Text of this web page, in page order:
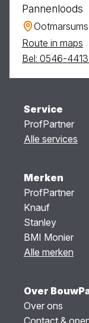
Pannenloods
Route in maps
Bel: 0546-
Service
ProfPartner
Alle services
Merken
ProfPartner
Knauf
Stanley
BMI Monier
Alle merken
Over
Over ons